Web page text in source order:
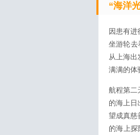
“海洋
因患有
坐游轮去
从上海
满满的体
航程第二
的海上
望成真慈
的海上